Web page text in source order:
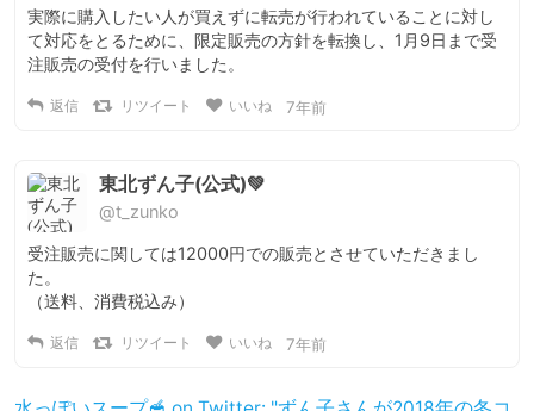
実際に購入したい人が買えずに転売が行われていることに対し
て対応をとるために、限定販売の方針を転換し、1月9日まで受
注販売の受付を行いました。
返信 リツイート いいね 7年前
東北ずん子(公式)💚
@t_zunko
受注販売に関しては12000円での販売とさせていただきまし
た。
（送料、消費税込み）
返信 リツイート いいね 7年前